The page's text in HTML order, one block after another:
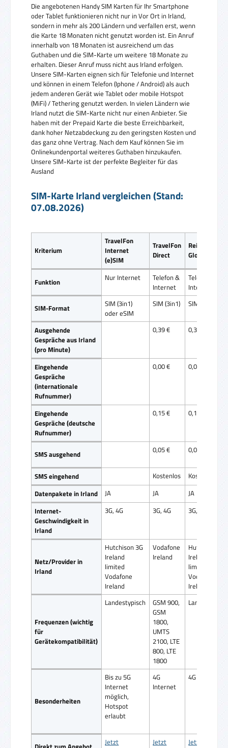
Die angebotenen Handy SIM Karten für Ihr Smartphone
oder Tablet funktionieren nicht nur in Vor Ort in Irland,
sondern in mehr als 200 Ländern und verfallen erst, wenn
die Karte 18 Monaten nicht genutzt worden ist. Ein Anruf
innerhalb von 18 Monaten ist ausreichend um das
Guthaben und die SIM-Karte um weitere 18 Monate zu
erhalten. Dieser Anruf muss nicht aus Irland erfolgen.
Unsere SIM-Karten eignen sich für Telefonie und Internet
und können in einem Telefon (Iphone / Android) als auch
jedem anderen Gerät wie Tablet oder mobile Hotspot
(MiFi) / Tethering genutzt werden. In vielen Ländern wie
Irland nutzt die SIM-Karte nicht nur einen Anbieter. Sie
haben mit der Prepaid Karte die beste Erreichbarkeit,
dank hoher Netzabdeckung zu den geringsten Kosten und
das ganz ohne Vertrag. Nach dem Kauf können Sie im
Onlinekundenportal weiteres Guthaben hinzukaufen.
Unsere SIM-Karte ist der perfekte Begleiter für das
Ausland
SIM-Karte Irland vergleichen (Stand:
07.08.2026)
Kriterium
TravelFon
Internet
(e)SIM
TravelFon
Direct
ReiseSIM
Global SIM
Funktion Nur Internet
Telefon &
Internet
Telefon &
Internet
SIM-Format
SIM (3in1)
oder eSIM
SIM (3in1) SIM (3in1)
Ausgehende
Gespräche aus Irland
(pro Minute)
0,39 € 0,39 €
Eingehende
Gespräche
(internationale
Rufnummer)
0,00 € 0,00 €
Eingehende
Gespräche (deutsche
Rufnummer)
0,15 € 0,15 €
SMS ausgehend 0,05 € 0,05 €
SMS eingehend Kostenlos
Kostenlos
Datenpakete in Irland
JA JA
JA
Internet-
Geschwindigkeit in
Irland
3G, 4G 3G, 4G 3G, 4G
Netz/Provider in
Irland
Hutchison 3G
Ireland
limited
Vodafone
Ireland
Vodafone
Ireland
Hutchison 3G
Ireland
limited
Vodafone
Ireland
Frequenzen (wichtig
für
Gerätekompatibilität)
Landestypisch
GSM 900,
GSM
1800,
UMTS
2100, LTE
800, LTE
1800
Besonderheiten
Bis zu 5G
Internet
möglich,
Hotspot
erlaubt
4G
Internet
4G Internet
Jetzt
Jetzt
Jetzt